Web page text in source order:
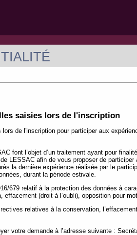
saisies lors de l'inscription
de l'inscription pour participer aux
font l’objet d’un traitement ayant pour
LESSAC afin de vous proposer de
la dernière expérience réalisée par le
durant la période estivale.
679 relatif à la protection des données à
(droit à l’oubli), opposition pour
relatives à la conservation,
votre demande à l’adresse suivante :